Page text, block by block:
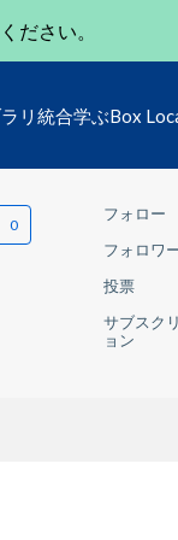
ださい。
リ 統合学ぶBox
フォロー
フォロワ
投票
サブスク
ョン